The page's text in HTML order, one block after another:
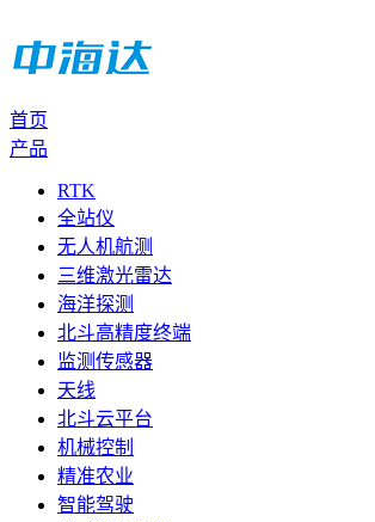
首页
产品
RTK
全站仪
无人机航测
三维激光雷达
海洋探测
北斗高精度终端
监测传感器
天线
北斗云平台
机械控制
精准农业
智能驾驶